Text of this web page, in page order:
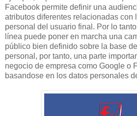
Facebook permite definir una
atributos diferentes relacionadas con
personal del usuario final. Por lo
línea puede poner en marcha una
público bien definido sobre la base
personal, por tanto, una parte
negocio de empresa como Google o
basandose en los datos personales